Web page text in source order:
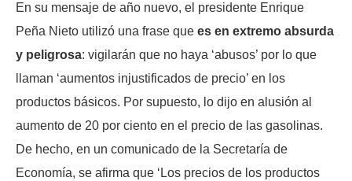
En su mensaje de año nuevo, el presidente Enrique
Peña Nieto utilizó una frase que es en extremo absurda
y peligrosa: vigilarán que no haya ‘abusos’ por lo que
llaman ‘aumentos injustificados de precio’ en los
productos básicos. Por supuesto, lo dijo en alusión al
aumento de 20 por ciento en el precio de las gasolinas.
De hecho, en un comunicado de la Secretaría de
Economía, se afirma que ‘Los precios de los productos